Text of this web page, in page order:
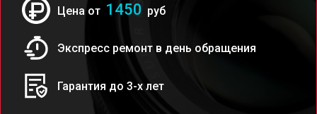
Цена от 1450 руб
Экспресс ремонт в день обращения
Гарантия до 3-х лет